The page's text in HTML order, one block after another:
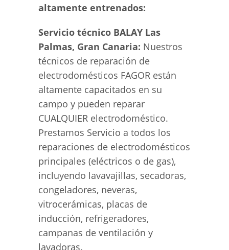
altamente entrenados:
Servicio técnico BALAY Las
Palmas, Gran Canaria: Nuestros
técnicos de reparación de
electrodomésticos FAGOR están
altamente capacitados en su
campo y pueden reparar
CUALQUIER electrodoméstico.
Prestamos Servicio a todos los
reparaciones de electrodomésticos
principales (eléctricos o de gas),
incluyendo lavavajillas, secadoras,
congeladores, neveras,
vitrocerámicas, placas de
inducción, refrigeradores,
campanas de ventilación y
lavadoras.